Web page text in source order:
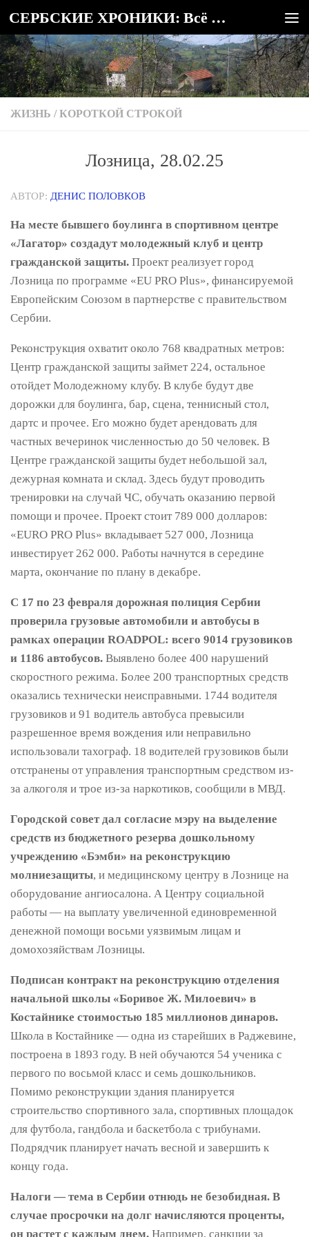
Под записью СЕРБСКИЕ ХРОНИКИ: Всё о Сербии
ЖИЗНЬ / КОРОТКОЙ СТРОКОЙ
Лозница, 28.02.25
АВТОР: ДЕНИС ПОЛОВКОВ
На месте бывшего боулинга в спортивном центре
«Лагатор» создадут молодежный клуб и центр
гражданской защиты. Проект реализует город
Лозница по программе «EU PRO Plus», финансируемой
Европейским Союзом в партнерстве с правительством
Сербии.
Реконструкция охватит около 768 квадратных метров:
Центр гражданской защиты займет 224, остальное
отойдет Молодежному клубу. В клубе будут две
дорожки для боулинга, бар, сцена, теннисный стол,
дартс и прочее. Его можно будет арендовать для
частных вечеринок численностью до 50 человек. В
Центре гражданской защиты будет небольшой зал,
дежурная комната и склад. Здесь будут проводить
тренировки на случай ЧС, обучать оказанию первой
помощи и прочее. Проект стоит 789 000 долларов:
«EURO PRO Plus» вкладывает 527 000, Лозница
инвестирует 262 000. Работы начнутся в середине
марта, окончание по плану в декабре.
С 17 по 23 февраля дорожная полиция Сербии
проверила грузовые автомобили и автобусы в
рамках операции ROADPOL: всего 9014 грузовиков
и 1186 автобусов. Выявлено более 400 нарушений
скоростного режима. Более 200 транспортных средств
оказались технически неисправными. 1744 водителя
грузовиков и 91 водитель автобуса превысили
разрешенное время вождения или неправильно
использовали тахограф. 18 водителей грузовиков были
отстранены от управления транспортным средством из-
за алкоголя и трое из-за наркотиков, сообщили в МВД.
Городской совет дал согласие мэру на выделение
средств из бюджетного резерва дошкольному
учреждению «Бэмби» на реконструкцию
молниезащиты, и медицинскому центру в Лознице на
оборудование ангиосалона. А Центру социальной
работы — на выплату увеличенной единовременной
денежной помощи восьми уязвимым лицам и
домохозяйствам Лозницы.
Подписан контракт на реконструкцию отделения
начальной школы «Боривое Ж. Милоевич» в
Костайнике стоимостью 185 миллионов динаров.
Школа в Костайнике — одна из старейших в Раджевине,
построена в 1893 году. В ней обучаются 54 ученика с
первого по восьмой класс и семь дошкольников.
Помимо реконструкции здания планируется
строительство спортивного зала, спортивных площадок
для футбола, гандбола и баскетбола с трибунами.
Подрядчик планирует начать весной и завершить к
концу года.
Налоги — тема в Сербии отнюдь не безобидная. В
случае просрочки на долг начисляются проценты,
он растет с каждым днем. Например, санкции за